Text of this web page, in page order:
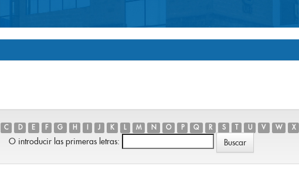
C D E F G H J K L M N O P Q R S T U V W X
O introducir las primeras letras: